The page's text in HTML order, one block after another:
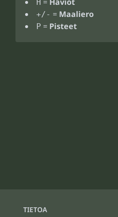
H
+/- = Maaliero
P = Pisteet
TIETOA